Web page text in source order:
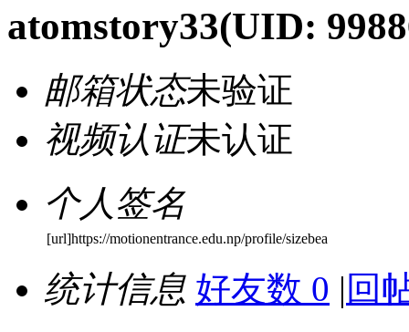
atomstory33(UID:
邮箱状态未验证
视频认证未认证
个人签名
[url]https://motionentrance.edu.np/profile/sizebea
统计信息 好友数 0 | 回